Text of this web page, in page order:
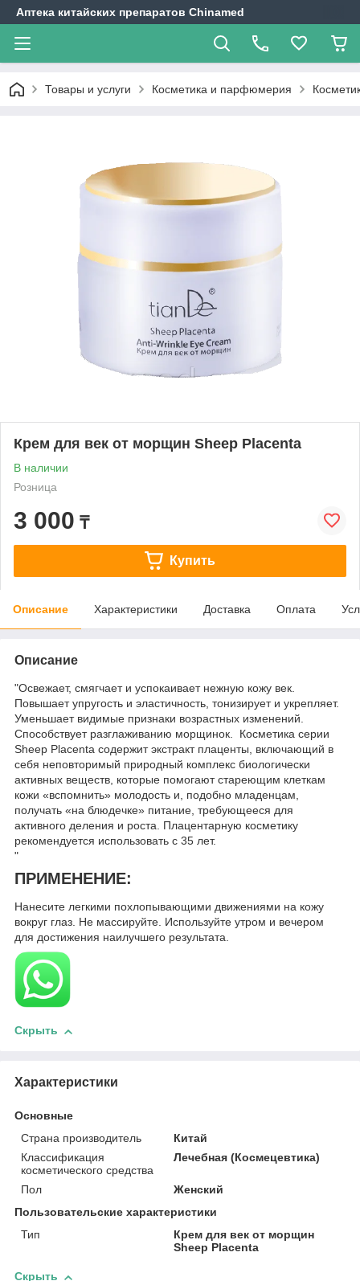
Аптека китайских препаратов Chinamed
Товары и услуги Косметика и парфюмерия
Крем для век от морщин Sheep Placenta
В наличии
Розница
3 000 ₸
Купить
Описание Характеристики Доставка Оплата
Описание
"Освежает, смягчает и успокаивает нежную кожу век.
Повышает упругость и эластичность, тонизирует и укрепляет.
Уменьшает видимые признаки возрастных изменений.
Способствует разглаживанию морщинок. Косметика серии
Sheep Placenta содержит экстракт плаценты, включающий в
себя неповторимый природный комплекс биологически
активных веществ, которые помогают стареющим клеткам
кожи «вспомнить» молодость и, подобно младенцам,
получать «на блюдечке» питание, требующееся для
активного деления и роста. Плацентарную косметику
рекомендуется использовать с 35 лет.
"
ПРИМЕНЕНИЕ:
Нанесите легкими похлопывающими движениями на кожу
вокруг глаз. Не массируйте. Используйте утром и вечером
для достижения наилучшего результата.
Скрыть
Характеристики
Основные
Страна производитель
Китай
Классификация
косметического средства
Лечебная (Космецевтика)
Пол
Женский
Пользовательские характеристики
Тип
Крем для век от морщин
Sheep Placenta
Скрыть